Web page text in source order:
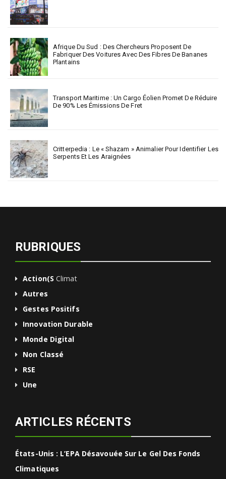
Afrique Du Sud : Des Chercheurs Proposent De
Fabriquer Des Voitures Avec Des Fibres De Bananes
Plantains
Transport Maritime : Un Cargo Éolien Promet De Réduire
De 90% Les Émissions De Fret
Critterpedia : Le « Shazam » Animalier Pour Identifier Les
Serpents Et Les Araignées
RUBRIQUES
Action(s Climat
Autres
Gestes Positifs
Innovation Durable
Monde Digital
Non Classé
RSE
Une
ARTICLES RÉCENTS
États-Unis : L’EPA Désavouée Sur Le Gel Des Fonds
Climatiques